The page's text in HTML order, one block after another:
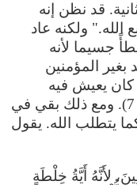
قد نظن إنه
الله." ولكنه عاد
جسيما لأنه
بغير المؤمنين
كان يعيش فيه
جيرانه في تلك المدينة (2بطرس 2: 7). ومع ذلك بقي في
يتطلب الله. يقول
لأَنَّهُ أَيَّةُ خِلْطَةٍ